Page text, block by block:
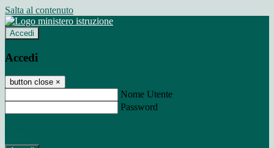
Salta al contenuto
Accedi
Accedi
button close ×
Nome Utente
Password